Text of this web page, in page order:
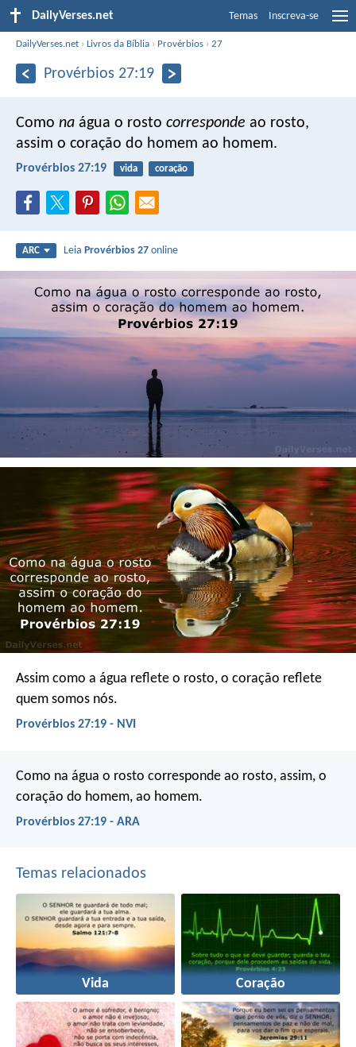
DailyVerses.net Temas Inscreva-se
DailyVerses.net ›Livros da Bíblia › Provérbios ›27
Provérbios 27:19
Como na água o rosto corresponde ao rosto,
assim o coração do homem ao homem.
Provérbios 27:19 vida coração
ARC LeiaProvérbios 27 online
Assim como a água reflete o rosto, o coração reflete
quem somos nós.
Provérbios 27:19 - NVI
Como na água o rosto corresponde ao rosto, assim, o
coração do homem, ao homem.
Provérbios 27:19 - ARA
Temas relacionados
Vida Coração